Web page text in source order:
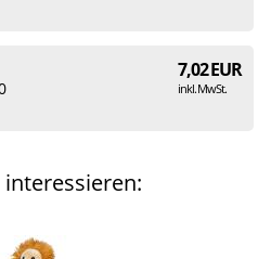
7,02 EUR
inkl. MwSt.
interessieren: